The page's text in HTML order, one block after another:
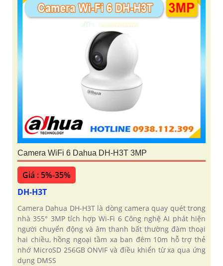
Camera WiFi 6 Dahua DH-H3T 3MP
Giá : 5%-35%
DH-H3T
Camera Dahua DH-H3T là dòng camera quay quét trong
nhà 355° 3MP tích hợp Wi-Fi 6 Công nghệ AI phát hiện
người chuyển động và âm thanh bất thường đàm thoại
hai chiều, hồng ngoại tầm xa ban đêm 10m hỗ trợ thẻ
nhớ MicroSD 256GB ONVIF và điều khiển từ xa qua ứng
dụng DMSS